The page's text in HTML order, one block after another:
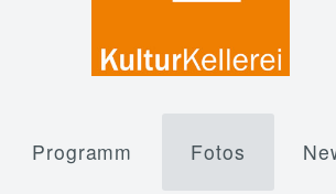
Programm Fotos